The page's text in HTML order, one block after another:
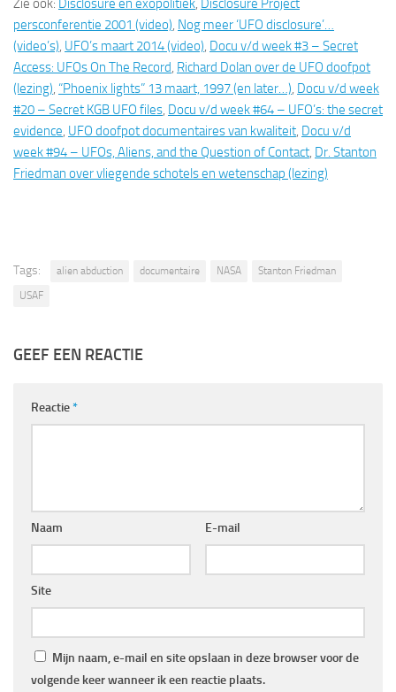
Zie ook: Disclosure en exopolitiek, Disclosure Project
persconferentie 2001 (video), Nog meer ‘UFO disclosure’…
(video’s), UFO’s maart 2014 (video), Docu v/d week #3 – Secret
Access: UFOs On The Record, Richard Dolan over de UFO doofpot
(lezing), “Phoenix lights” 13 maart, 1997 (en later…), Docu v/d week
#20 – Secret KGB UFO files, Docu v/d week #64 – UFO’s: the secret
evidence, UFO doofpot documentaires van kwaliteit, Docu v/d
week #94 – UFOs, Aliens, and the Question of Contact, Dr. Stanton
Friedman over vliegende schotels en wetenschap (lezing)
Tags: alien abduction documentaire NASA
Stanton Friedman
USAF
GEEF EEN REACTIE
Reactie*
Naam E-mail
Site
Mijn naam, e-mail en site opslaan in deze browser voor de
volgende keer wanneer ik een reactie plaats.